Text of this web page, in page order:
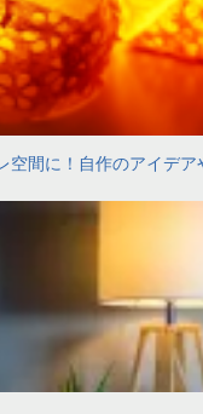
空間に！自作のアイデ